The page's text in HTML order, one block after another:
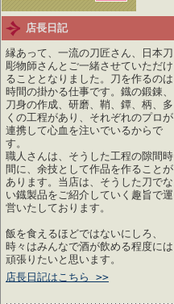
店長日記
縁あって、一流の刀匠さん、日本刀
彫物師さんとご一緒させていただけ
ることとなりました。刀を作るのは
時間の掛かる仕事です。鐡の鍛錬、
刀身の作成、研磨、鞘、鐔、柄、多
くの工程があり、それぞれのプロが
連携して心血を注いでいるからで
す。
職人さんは、そうした工程の隙間時
間に、余技として作品を作ることが
あります。当店は、そうした刀でな
い鐡製品をご紹介していく趣旨で運
営いたしております。
飯を食えるほどではないにしろ、
時々はみんなで酒が飲める程度には
頑張りたいと思います。
店長日記はこちら >>